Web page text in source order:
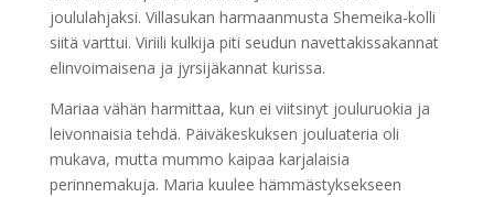
joululahjaksi. Villasukan harmaanmusta Shemeika-kolli
siitä varttui. Viriili kulkija piti seudun navettakissakannat
elinvoimaisena ja jyrsijäkannat kurissa.
Mariaa vähän harmittaa, kun ei viitsinyt jouluruokia ja
leivonnaisia tehdä. Päiväkeskuksen jouluateria oli
mukava, mutta mummo kaipaa karjalaisia
perinnemakuja. Maria kuulee hämmästyksekseen